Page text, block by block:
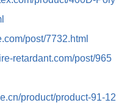
post/7732.html
retardant.com/post/965
product/product-91-12